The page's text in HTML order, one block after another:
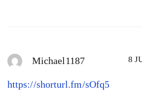
Michael1187 8
https://shorturl.fm/sOfq5